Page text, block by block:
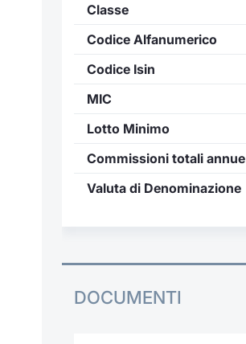
Classe
Codice Alfanumerico
Codice Isin
MIC
Lotto Minimo
Commissioni totali annue
Valuta di Denominazione
DOCUMENTI